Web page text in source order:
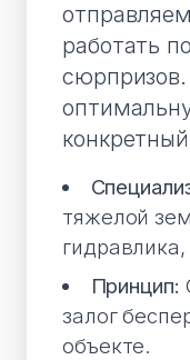
работать
тяжелой
Принцип:
залог
объекте.